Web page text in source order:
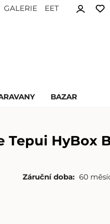
GALERIE EET
BAZAR
Tepui HyBox
Záruční doba: 60